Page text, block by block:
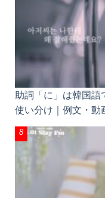
助詞「に」は韓国語
使い分け｜例文・動